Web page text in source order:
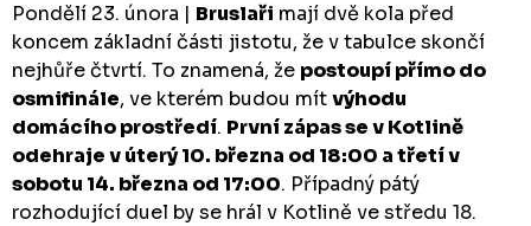
Pondělí 23. února | Bruslaři mají dvě kola před
koncem základní části jistotu, že v tabulce skončí
nejhůře čtvrtí. To znamená, že postoupí přímo do
osmifinále, ve kterém budou mítvýhodu
domácího prostředí. První zápas se v Kotlině
odehraje v úterý 10. března od 18:00 a třetí v
sobotu 14. března od 17:00. Případný pátý
rozhodující duel by se hrál v Kotlině ve středu 18.